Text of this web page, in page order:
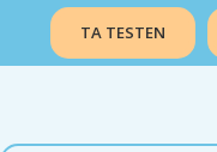
TA TESTEN